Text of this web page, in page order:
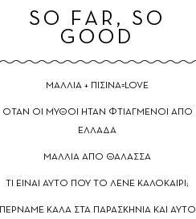
SO FAR, SO
GOOD
ΜΑΛΛΙΑ + ΠΙΣΙΝΑ=LOVE
ΟΤΑΝ ΟΙ ΜΥΘΟΙ ΗΤΑΝ ΦΤΙΑΓΜΕΝΟΙ ΑΠΟ
ΕΛΛΑΔΑ
ΜΑΛΛΙΑ ΑΠΟ ΘΑΛΑΣΣΑ
TΙ ΕΙΝΑΙ ΑΥΤΟ ΠΟΥ ΤΟ ΛΕΝΕ ΚΑΛΟΚΑΙΡΙ;
ΠΕΡΝΑΜΕ ΚΑΛΑ ΣΤΑ ΠΑΡΑΣΚΗΝΙΑ ΚΑΙ ΑΥΤΟ